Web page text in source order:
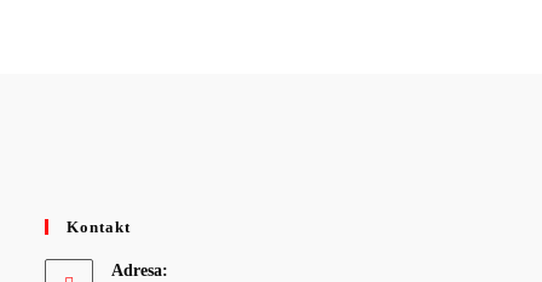
Kontakt
Adresa: